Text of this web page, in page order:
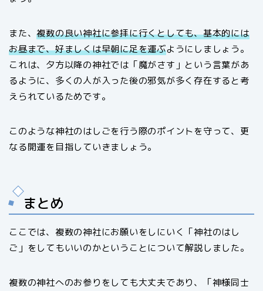
また、複数の良い神社に参拝に行くとしても、基本的には
お昼まで、好ましくは早朝に足を運ぶようにしましょう。
これは、夕方以降の神社では「魔がさす」という言葉があ
るように、多くの人が入った後の邪気が多く存在すると考
えられているためです。
このような神社のはしごを行う際のポイントを守って、更
なる開運を目指していきましょう。
まとめ
ここでは、複数の神社にお願いをしにいく「神社のはし
ご」をしてもいいのかということについて解説しました。
複数の神社へのお参りをしても大丈夫であり、「神様同士